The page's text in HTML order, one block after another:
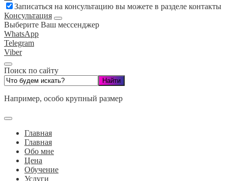
Записаться на консультацию вы можете в разделе контакты
Консультация
Выберите Ваш мессенджер
WhatsApp
Telegram
Viber
Поиск по сайту
Например, особо крупный размер
Главная
Главная
Обо мне
Цена
Обучение
Услуги